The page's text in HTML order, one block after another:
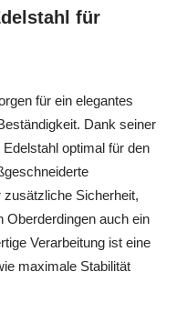
für
für ein elegantes
Dank seiner
optimal für den
zusätzliche Sicherheit,
Oberderdingen auch ein
Verarbeitung ist eine
maximale Stabilität